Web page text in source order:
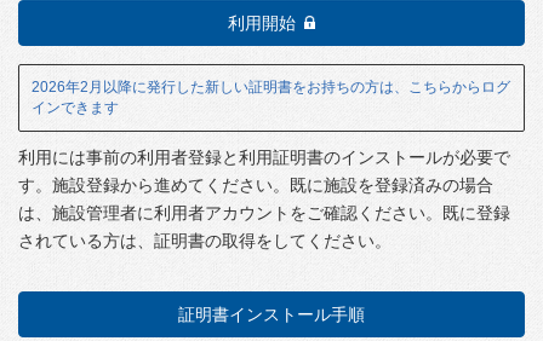
利用開始
2026年2月以降に発行した新しい証明書をお持ちの方は、こちらからログ
インできます
利用には事前の利用者登録と利用証明書のインストールが必要で
す。施設登録から進めてください。既に施設を登録済みの場合
は、施設管理者に利用者アカウントをご確認ください。既に登録
されている方は、証明書の取得をしてください。
証明書インストール手順